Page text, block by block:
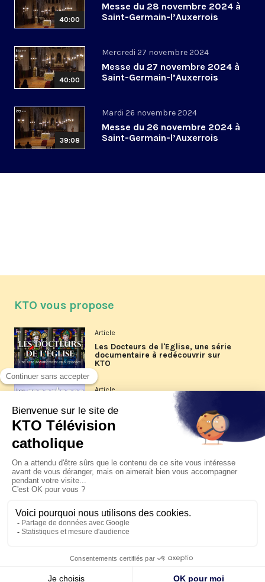
40:00
Messe du 28 novembre 2024 à
Saint-Germain-l’Auxerrois
40:00
Mercredi 27 novembre 2024
Messe du 27 novembre 2024 à
Saint-Germain-l’Auxerrois
39:08
Mardi 26 novembre 2024
Messe du 26 novembre 2024 à
Saint-Germain-l’Auxerrois
KTO vous propose
Article
Les Docteurs de l'Église, une série
documentaire à redécouvrir sur
KTO
Article
Les reportages d'été 2026 de KTO
La visite pastorale du pape Léon
XIV à Assise à suivre sur KTO le
jeudi 6 août
Le pape en Uruguay, Argentine et
Pérou du 6 au 17 novembre 2026